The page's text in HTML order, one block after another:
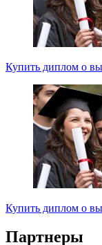
Купить диплом о
Купить диплом о
Партнеры